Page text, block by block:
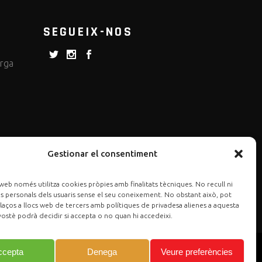
Gestionar el consentiment
només utilitza cookies pròpies amb finalitats tècniques. No recull ni
personals dels usuaris sense el seu coneixement. No obstant això, pot
a llocs web de tercers amb polítiques de privadesa alienes a aquesta
podrà decidir si accepta o no quan hi accedeixi.
Denega Veure preferències
SEGUEIX-NOS